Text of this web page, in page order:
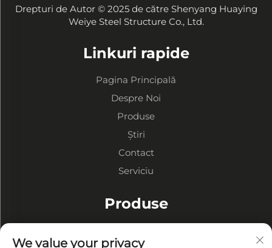
Drepturi de Autor © 2025 de către Shenyang Huaying
Weiye Steel Structure Co., Ltd.
Linkuri rapide
Pagina Principală
Despre Noi
Produse
Știri
Contact
Serviciu
Produse
We value your privacy